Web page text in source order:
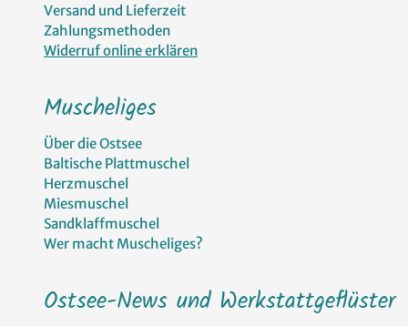
Versand und Lieferzeit
Zahlungsmethoden
Widerruf online erklären
Muscheliges
Über die Ostsee
Baltische Plattmuschel
Herzmuschel
Miesmuschel
Sandklaffmuschel
Wer macht Muscheliges?
Ostsee-News und Werkstattgeflüster